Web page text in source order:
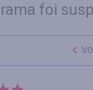
foi